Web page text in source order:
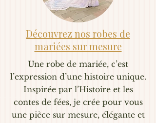
Découvrez nos robes de
mariées sur mesure
Une robe de mariée, c’est
l’expression d’une histoire unique.
Inspirée par l’Histoire et les
contes de fées, je crée pour vous
une pièce sur mesure, élégante et